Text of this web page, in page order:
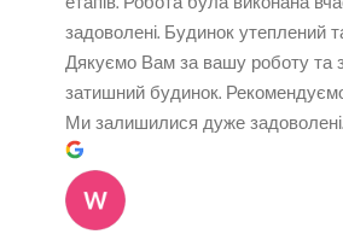
задоволені. Будинок утеплений
Дякуємо Вам за вашу роботу та
затишний будинок.
Ми залишилися дуже задоволені.